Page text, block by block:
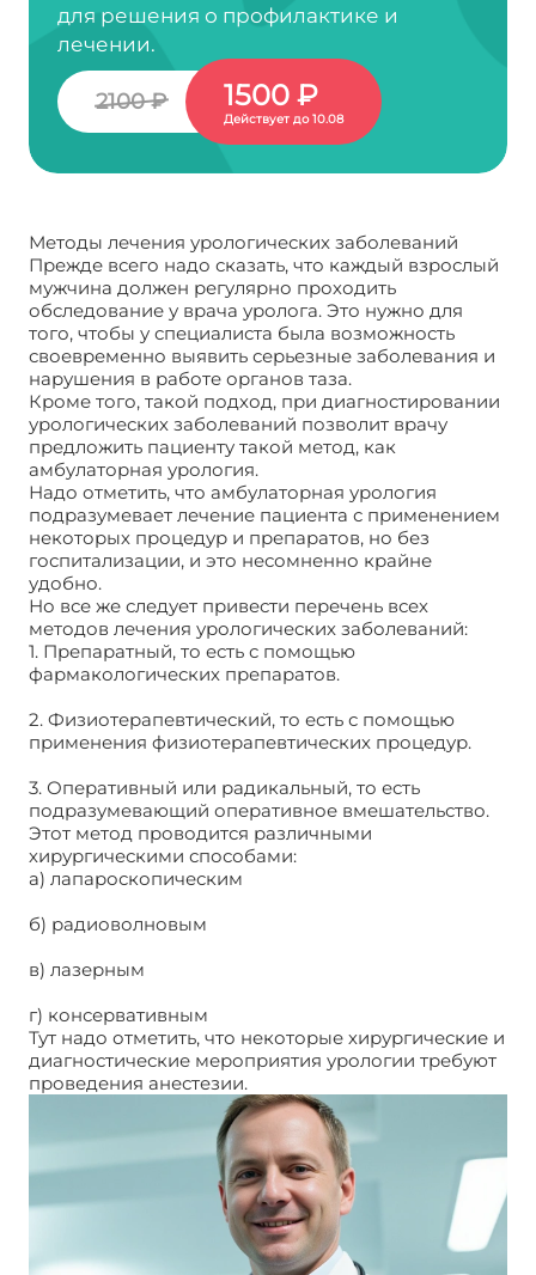
для решения о профилактике и
лечении.
2100 ₽ 1500 ₽
Действует до 10.08
Методы лечения урологических заболеваний
Прежде всего надо сказать, что каждый взрослый
мужчина должен регулярно проходить
обследование у врача уролога. Это нужно для
того, чтобы у специалиста была возможность
своевременно выявить серьезные заболевания и
нарушения в работе органов таза.
Кроме того, такой подход, при диагностировании
урологических заболеваний позволит врачу
предложить пациенту такой метод, как
амбулаторная урология.
Надо отметить, что амбулаторная урология
подразумевает лечение пациента с применением
некоторых процедур и препаратов, но без
госпитализации, и это несомненно крайне
удобно.
Но все же следует привести перечень всех
методов лечения урологических заболеваний:
1. Препаратный, то есть с помощью
фармакологических препаратов.
2. Физиотерапевтический, то есть с помощью
применения физиотерапевтических процедур.
3. Оперативный или радикальный, то есть
подразумевающий оперативное вмешательство.
Этот метод проводится различными
хирургическими способами:
а) лапароскопическим
б) радиоволновым
в) лазерным
г) консервативным
Тут надо отметить, что некоторые хирургические и
диагностические мероприятия урологии требуют
проведения анестезии.